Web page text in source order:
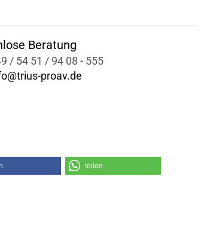
Beratung
/ 54 51 / 94 08 - 555
proav.de
teilen